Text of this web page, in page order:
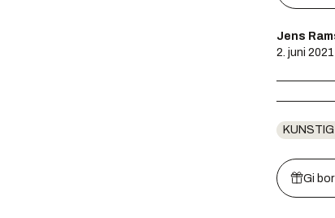
Jens
2. juni
Gi